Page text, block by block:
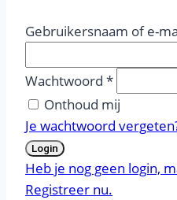
Gebruikersnaam of e-
Wachtwoord *
Onthoud mij
Je wachtwoord
Login
Heb je nog geen login,
Registreer nu.